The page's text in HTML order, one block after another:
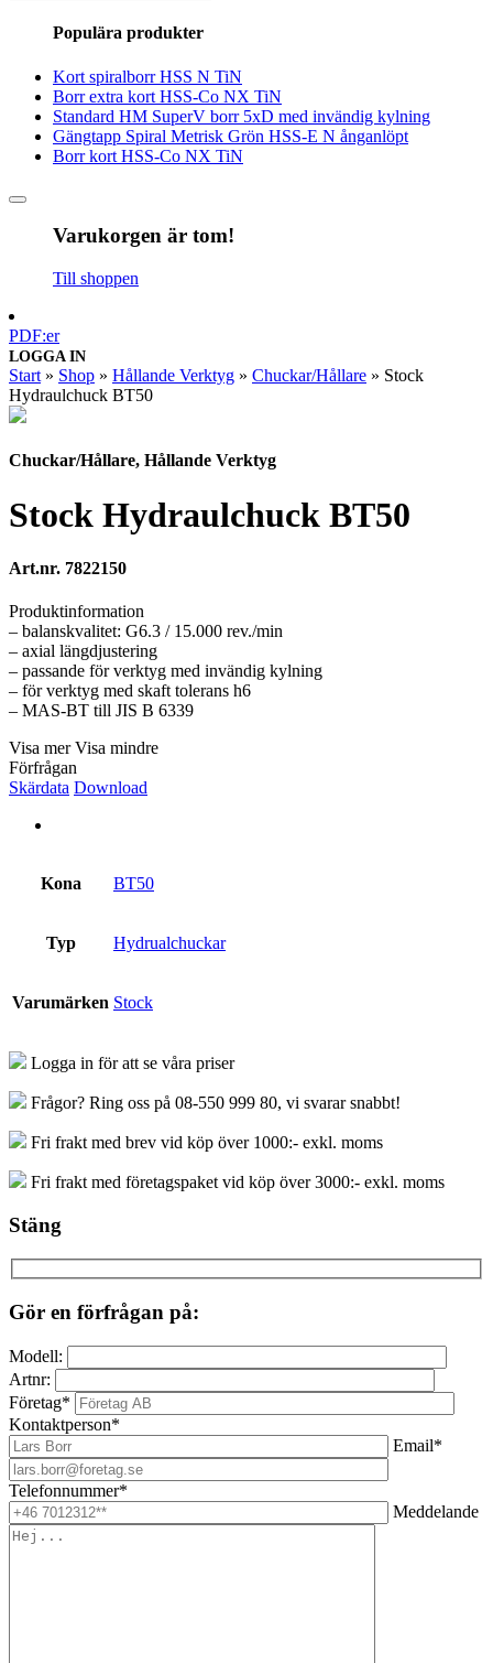
efter:
Populära produkter
Kort spiralborr HSS N TiN
Borr extra kort HSS-Co NX TiN
Standard HM SuperV borr 5xD med invändig kylning
Gängtapp Spiral Metrisk Grön HSS-E N ånganlöpt
Borr kort HSS-Co NX TiN
Varukorgen är tom!
Till shoppen
PDF:er
LOGGA IN
Start » Shop » Hållande Verktyg » Chuckar/Hållare » Stock
Hydraulchuck BT50
Chuckar/Hållare, Hållande Verktyg
Stock Hydraulchuck BT50
Art.nr. 7822150
Produktinformation
– balanskvalitet: G6.3 / 15.000 rev./min
– axial längdjustering
– passande för verktyg med invändig kylning
– för verktyg med skaft tolerans h6
– MAS-BT till JIS B 6339
Visa mer Visa mindre
Förfrågan
Skärdata Download
Kona BT50
Typ Hydrualchuckar
Varumärken Stock
Logga in för att se våra priser
Frågor? Ring oss på 08-550 999 80, vi svarar snabbt!
Fri frakt med brev vid köp över 1000:- exkl. moms
Fri frakt med företagspaket vid köp över 3000:- exkl. moms
Stäng
Gör en förfrågan på:
Modell:
Artnr:
Företag*
Kontaktperson*
Email*
Telefonnummer*
Meddelande